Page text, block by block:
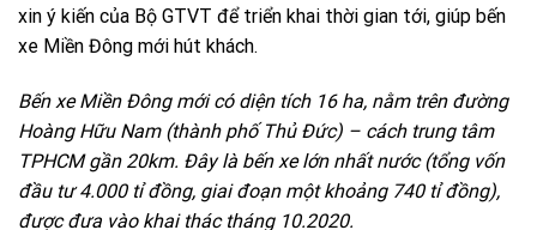
xin ý kiến của Bộ GTVT để triển khai thời gian tới, giúp bến
xe Miền Đông mới hút khách.
Bến xe Miền Đông mới có diện tích 16 ha, nằm trên đường
Hoàng Hữu Nam (thành phố Thủ Đức) – cách trung tâm
TPHCM gần 20km. Đây là bến xe lớn nhất nước (tổng vốn
đầu tư 4.000 tỉ đồng, giai đoạn một khoảng 740 tỉ đồng),
được đưa vào khai thác tháng 10.2020.